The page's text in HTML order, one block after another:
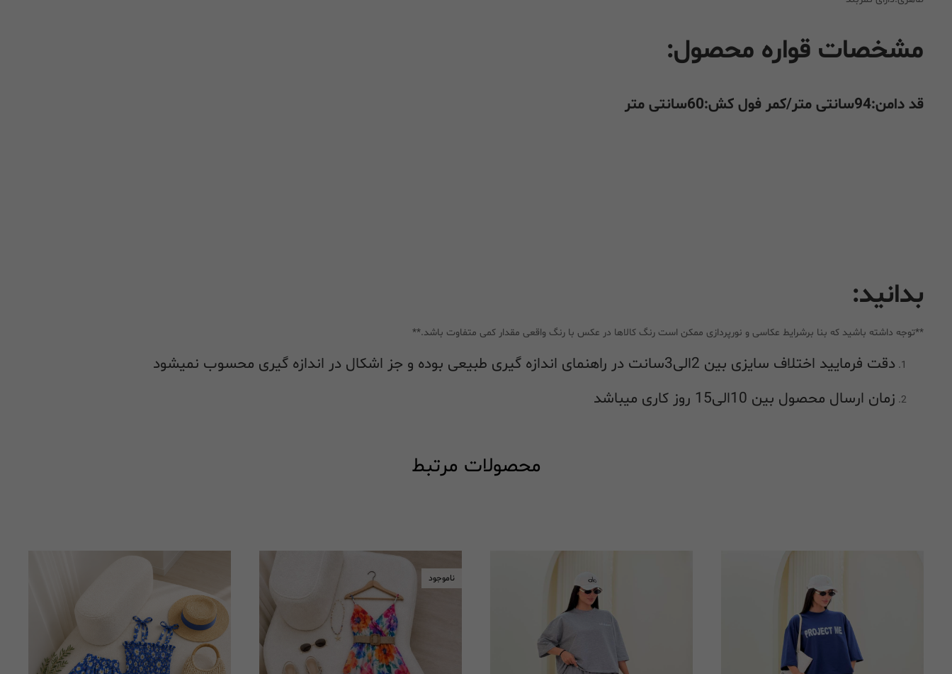
مشخصات قواره محصول:
قد دامن:94سانتی متر/کمر فول کش:60سانتی متر
بدانید:
**توجه داشته باشید که بنا برشرایط عکاسی و نورپردازی ممکن است رنگ کالاها در عکس با رنگ واقعی مقدار کمی متفاوت باشد.**
دقت فرمایید اختلاف سایزی بین 2الی3سانت در راهنمای اندازه گیری طبیعی بوده و جز اشکال در اندازه گیری محسوب نمیشود
زمان ارسال محصول بین 10الی15 روز کاری میباشد
محصولات مرتبط
ناموجود